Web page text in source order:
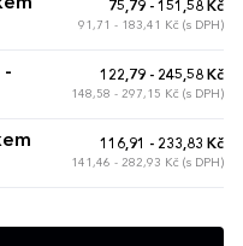
75,79 - 151,58 Kč
91,71 - 183,41 Kč (s DPH)
-
122,79 - 245,58 Kč
148,58 - 297,15 Kč (s DPH)
116,91 - 233,83 Kč
141,46 - 282,93 Kč (s DPH)